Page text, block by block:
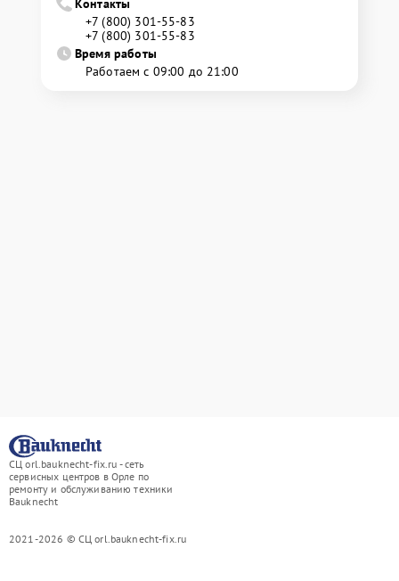
Контакты
+7 (800) 301-55-83
+7 (800) 301-55-83
Время работы
Работаем с 09:00 до 21:00
СЦ orl.bauknecht-fix.ru - сеть
сервисных центров в Орле по
ремонту и обслуживанию техники
Bauknecht
2021-2026 © СЦ orl.bauknecht-fix.ru